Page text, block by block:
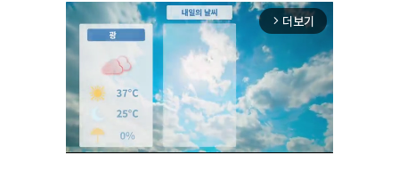
arrow_forward_ios 더보기